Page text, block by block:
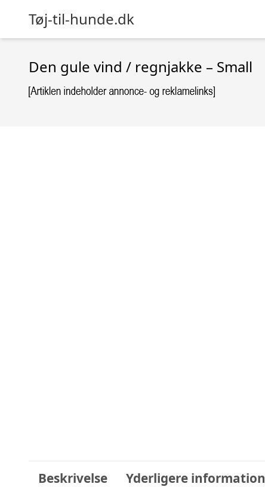
Tøj-til-hunde.dk
Den gule vind / regnjakke – Small
Beskrivelse Yderligere information